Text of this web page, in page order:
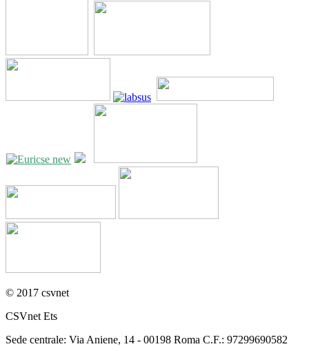
© 2017 csvnet
CSVnet Ets
Sede centrale: Via Aniene, 14 - 00198 Roma C.F.: 97299690582